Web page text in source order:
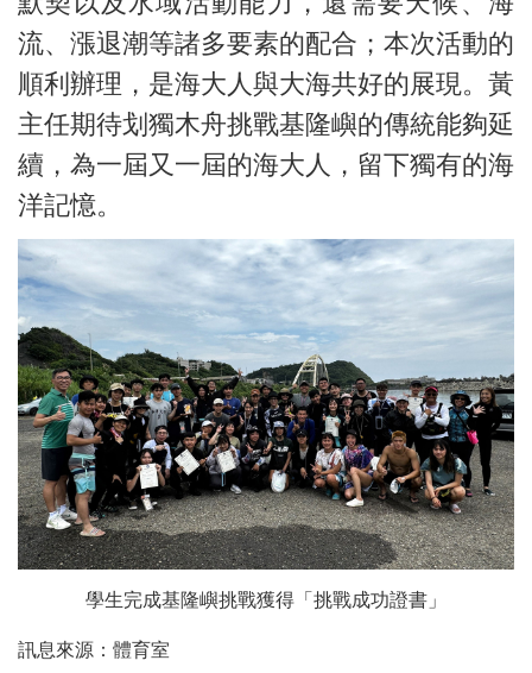
流、漲退潮等諸多要素的配合；本次活動的
順利辦理，是海大人與大海共好的展現。黃
主任期待划獨木舟挑戰基隆嶼的傳統能夠延
續，為一屆又一屆的海大人，留下獨有的海
洋記憶。
學生完成基隆嶼挑戰獲得「挑戰成功證書」
訊息來源：體育室